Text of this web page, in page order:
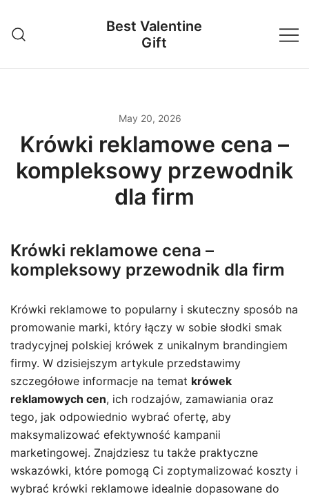
content
Best Valentine
Gift
May 20, 2026
Krówki reklamowe cena –
kompleksowy przewodnik
dla firm
Krówki reklamowe cena –
kompleksowy przewodnik dla firm
Krówki reklamowe to popularny i skuteczny sposób na
promowanie marki, który łączy w sobie słodki smak
tradycyjnej polskiej krówek z unikalnym brandingiem
firmy. W dzisiejszym artykule przedstawimy
szczegółowe informacje na temat krówek
reklamowych cen, ich rodzajów, zamawiania oraz
tego, jak odpowiednio wybrać ofertę, aby
maksymalizować efektywność kampanii
marketingowej. Znajdziesz tu także praktyczne
wskazówki, które pomogą Ci zoptymalizować koszty i
wybrać krówki reklamowe idealnie dopasowane do